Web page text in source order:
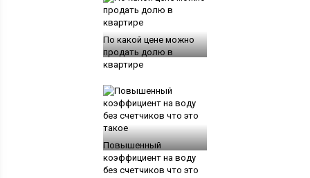
По какой цене можно
продать долю в
квартире
Повышенный
коэффициент на воду
без счетчиков что это